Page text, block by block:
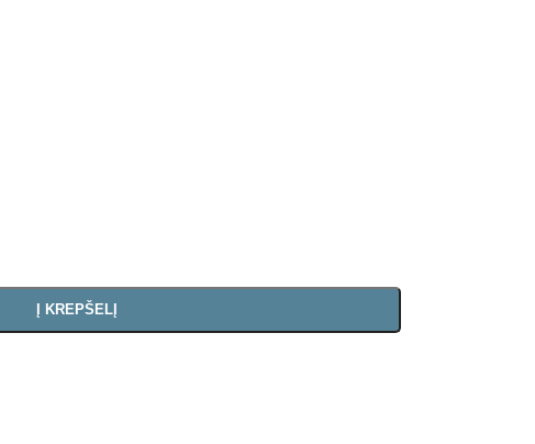
Į KREPŠELĮ